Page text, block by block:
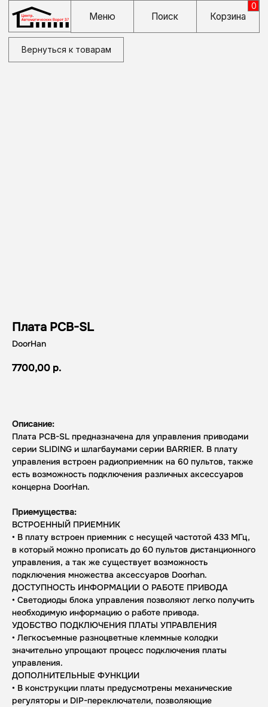
Корзина
Вернуться к товарам
Плата PCB-SL
DoorHan
7700,00 р.
Описание:
Плата PCB-SL предназначена для управления приводами
серии SLIDING и шлагбаумами серии BARRIER. В плату
управления встроен радиоприемник на 60 пультов, также
есть возможность подключения различных аксессуаров
концерна DoorHan.
Приемущества:
ВСТРОЕННЫЙ ПРИЕМНИК
• В плату встроен приемник с несущей частотой 433 МГц,
в который можно прописать до 60 пультов дистанционного
управления, а так же существует возможность
подключения множества аксессуаров Doorhan.
ДОСТУПНОСТЬ ИНФОРМАЦИИ О РАБОТЕ ПРИВОДА
• Светодиоды блока управления позволяют легко получить
необходимую информацию о работе привода.
УДОБСТВО ПОДКЛЮЧЕНИЯ ПЛАТЫ УПРАВЛЕНИЯ
• Легкосъемные разноцветные клеммные колодки
значительно упрощают процесс подключения платы
управления.
ДОПОЛНИТЕЛЬНЫЕ ФУНКЦИИ
• В конструкции платы предусмотрены механические
регуляторы и DIP-переключатели, позволяющие